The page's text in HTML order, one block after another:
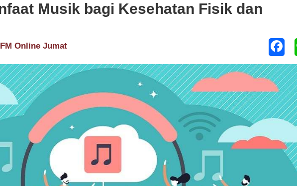
Musik bagi Kesehatan Fisik dan
Online Jumat